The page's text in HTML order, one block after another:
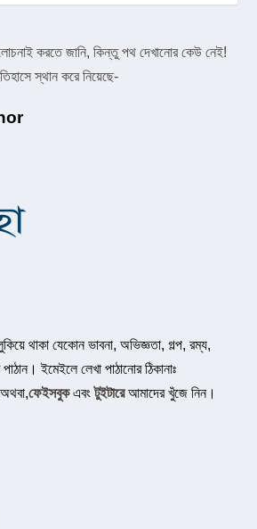
করতে জানি, কিন্তু পথ দেখানোর কেউ নেই!
স্থান করে নিয়েছে-
থাকা যেকোন ভাবনা, অভিজ্ঞতা, গল্প, রম্য,
ইমেইলে লেখা পাঠানোর ঠিকানাঃ
ফেইসবুকএবংটুইটারেআমাদের খুঁজে নিন।